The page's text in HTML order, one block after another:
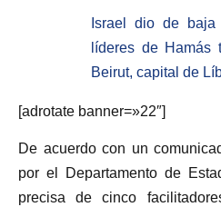
Israel dio de
líderes de Hamás
Beirut, capital de
[adrotate banner=»22″]
De acuerdo con un
por el Departamento de
precisa de cinco